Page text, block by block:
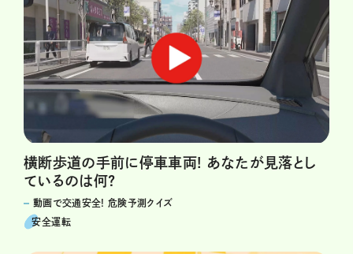
横断歩道の手前に停車車両! あなたが見落とし
ているのは何?
動画で交通安全! 危険予測クイズ
安全運転